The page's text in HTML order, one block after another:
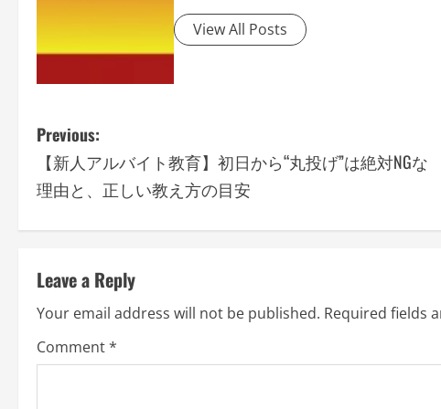
View All Posts
P
o
n
a
v
Previous:
【新人アルバイト教育】初日から“丸投げ”は絶対NGな
理由と、正しい教え方の目安
Leave a Reply
Your email address will not be published. Required fields
Comment*